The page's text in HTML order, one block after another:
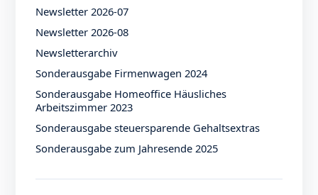
Newsletter 2026-07
Newsletter 2026-08
Newsletterarchiv
Sonderausgabe Firmenwagen 2024
Sonderausgabe Homeoffice Häusliches
Arbeitszimmer 2023
Sonderausgabe steuersparende Gehaltsextras
Sonderausgabe zum Jahresende 2025